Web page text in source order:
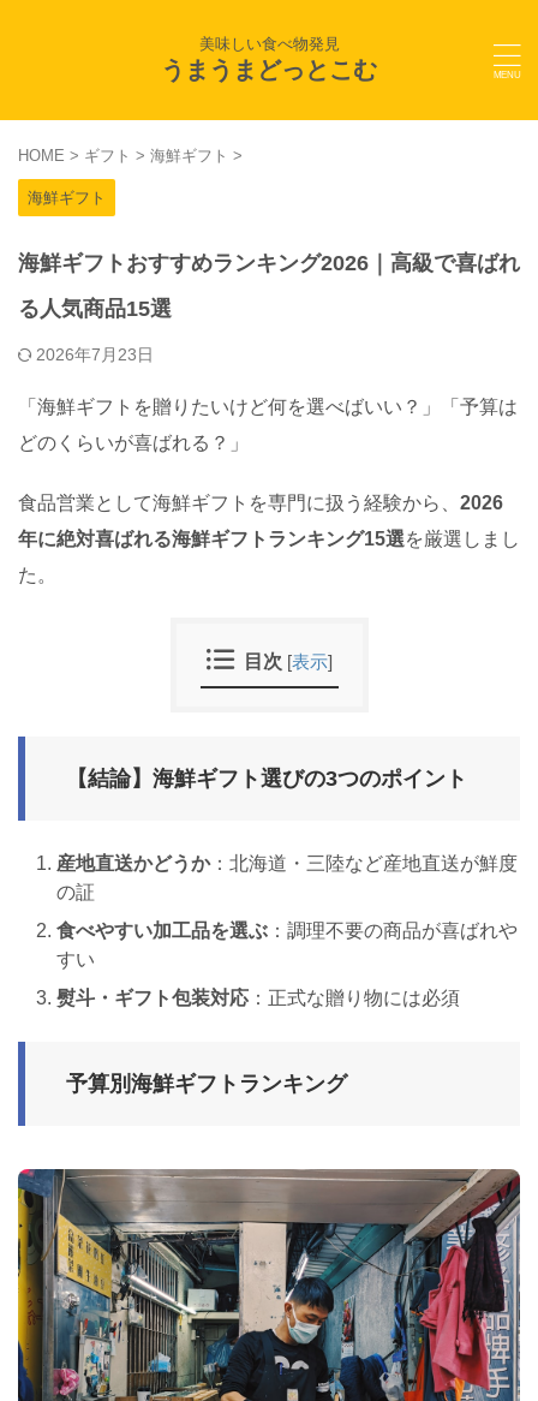
美味しい食べ物発見
うまうまどっとこむ
HOME > ギフト > 海鮮ギフト >
海鮮ギフト
海鮮ギフトおすすめランキング2026｜高級で喜ばれ
る人気商品15選
2026年7月23日
「海鮮ギフトを贈りたいけど何を選べばいい？」「予算は
どのくらいが喜ばれる？」
食品営業として海鮮ギフトを専門に扱う経験から、 2026
年に絶対喜ばれる海鮮ギフトランキング15選を厳選しまし
た。
目次 [表示]
【結論】海鮮ギフト選びの3つのポイント
産地直送かどうか：北海道・三陸など産地直送が鮮度
の証
食べやすい加工品を選ぶ ：調理不要の商品が喜ばれや
すい
熨斗・ギフト包装対応 ：正式な贈り物には必須
予算別海鮮ギフトランキング